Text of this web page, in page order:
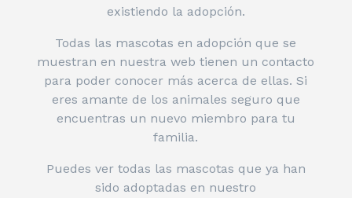
existiendo la adopción.
Todas las mascotas en adopción que se
muestran en nuestra web tienen un contacto
para poder conocer más acerca de ellas. Si
eres amante de los animales seguro que
encuentras un nuevo miembro para tu
familia.
Puedes ver todas las mascotas que ya han
sido adoptadas en nuestro